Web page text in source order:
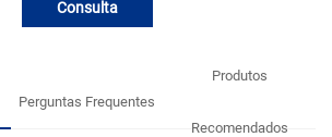
Consulta
Perguntas Frequentes
Produtos
Recomendados